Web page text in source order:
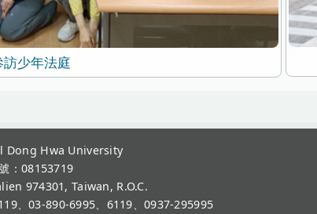
訪少年法庭
Dong Hwa University
：08153719
974301, Taiwan, R.O.C.
、03-890-6995、6119、0937-295995